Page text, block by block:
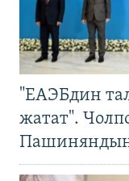
"ЕАЭБдин
жатат".